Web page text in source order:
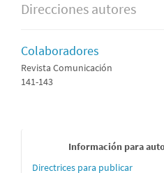
Direcciones autores
Colaboradores
Revista Comunicación
141-143
Informaci
Información para
Directrices para publicar